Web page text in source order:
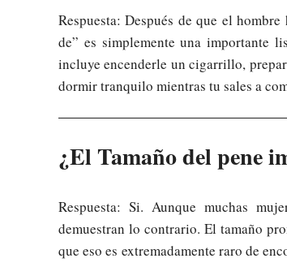
Respuesta: Después de que el
de” es simplemente una importante
incluye encenderle un cigarrillo,
dormir tranquilo mientras tu sales a
¿El Tamaño del pene
Respuesta: Si. Aunque muchas
demuestran lo contrario. El tamaño
que eso es extremadamente raro de